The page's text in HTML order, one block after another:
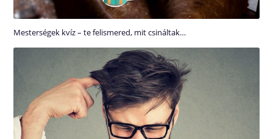
Mesterségek kvíz – te felismered, mit csináltak…